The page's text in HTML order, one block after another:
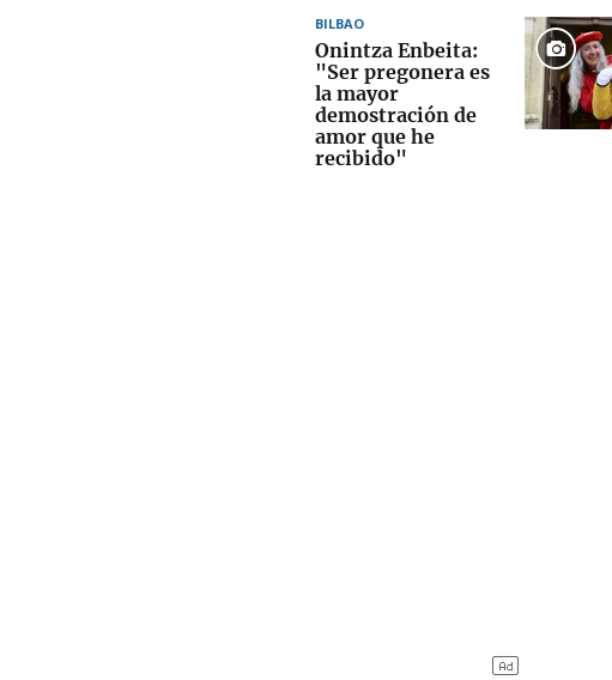
BILBAO
Onintza Enbeita:
"Ser pregonera es
la mayor
demostración de
amor que he
recibido"